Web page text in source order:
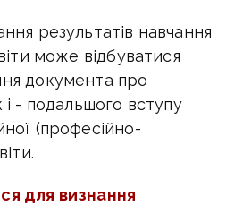
результатів навчання
може відбуватися
документа про
- подальшого вступу
(професійно-
для визнання